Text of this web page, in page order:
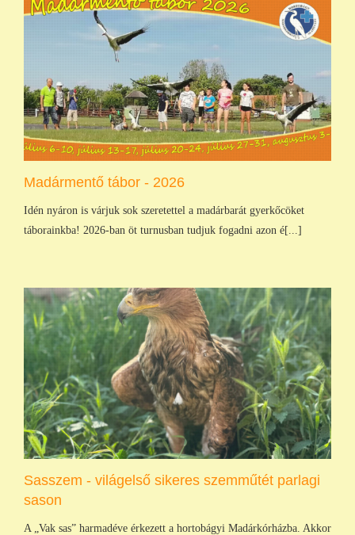
Madármentő tábor - 2026
Idén nyáron is várjuk sok szeretettel a madárbarát gyerkőcöket
táborainkba! 2026-ban öt turnusban tudjuk fogadni azon é[...]
Sasszem - világelső sikeres szemműtét parlagi
sason
A „Vak sas” harmadéve érkezett a hortobágyi Madárkórházba. Akkor